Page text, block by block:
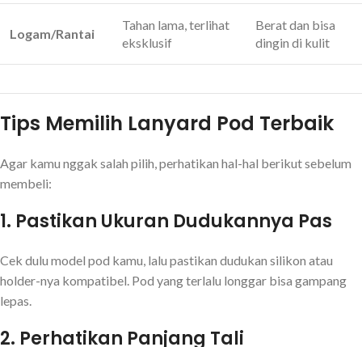
Logam/Rantai
Tahan lama, terlihat
eksklusif
Berat dan bisa
dingin di kulit
Tips Memilih Lanyard Pod Terbaik
Agar kamu nggak salah pilih, perhatikan hal-hal berikut sebelum
membeli:
1. Pastikan Ukuran Dudukannya Pas
Cek dulu model pod kamu, lalu pastikan dudukan silikon atau
holder-nya kompatibel. Pod yang terlalu longgar bisa gampang
lepas.
2. Perhatikan Panjang Tali